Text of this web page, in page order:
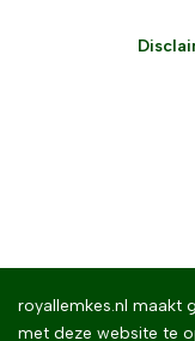
royallemkes.nl maakt
met deze website te